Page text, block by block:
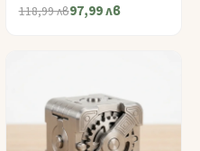
118,99 лв97,99 лв